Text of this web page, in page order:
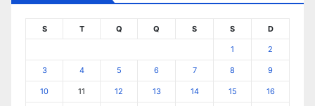
S T Q Q S S D
1 2
3 4 5 6 7 8 9
10 11 12 13 14 15 16